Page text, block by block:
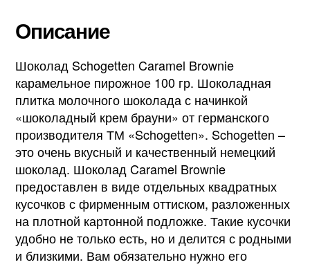
Описание
Шоколад Schogetten Caramel Brownie
карамельное пирожное 100 гр. Шоколадная
плитка молочного шоколада с начинкой
«шоколадный крем брауни» от германского
производителя ТМ «Schogetten». Schogetten –
это очень вкусный и качественный немецкий
шоколад. Шоколад Caramel Brownie
предоставлен в виде отдельных квадратных
кусочков с фирменным оттиском, разложенных
на плотной картонной подложке. Такие кусочки
удобно не только есть, но и делится с родными
и близкими. Вам обязательно нужно его